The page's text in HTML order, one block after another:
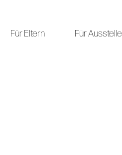
Für Eltern Für